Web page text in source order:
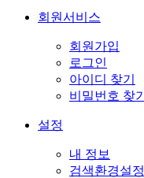
회원서비스
회원가입
로그인
아이디 찾기
비밀번호 찾기
설정
내 정보
검색환경설정